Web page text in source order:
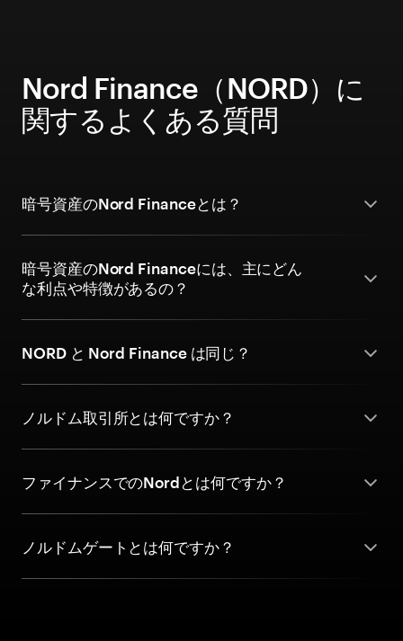
Nord Finance（NORD）に
関するよくある質問
暗号資産のNord Financeとは？
暗号資産のNord Financeには、主にどん
な利点や特徴があるの？
NORD と Nord Finance は同じ？
ノルドム取引所とは何ですか？
ファイナンスでのNordとは何ですか？
ノルドムゲートとは何ですか？